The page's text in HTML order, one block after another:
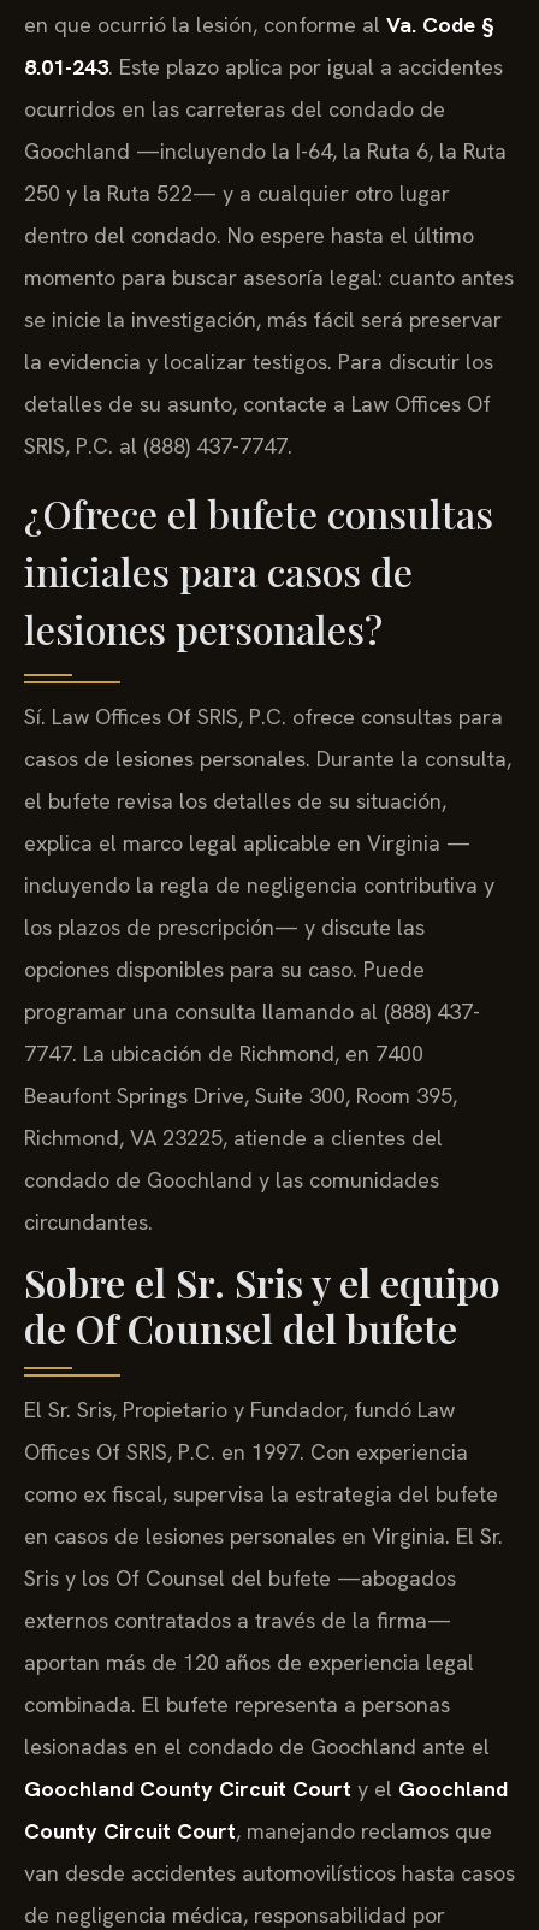
en que ocurrió la lesión, conforme al Va. Code §
8.01-243. Este plazo aplica por igual a accidentes
ocurridos en las carreteras del condado de
Goochland —incluyendo la I-64, la Ruta 6, la Ruta
250 y la Ruta 522— y a cualquier otro lugar
dentro del condado. No espere hasta el último
momento para buscar asesoría legal: cuanto antes
se inicie la investigación, más fácil será preservar
la evidencia y localizar testigos. Para discutir los
detalles de su asunto, contacte a Law Offices Of
SRIS, P.C. al (888) 437-7747.
¿Ofrece el bufete consultas
iniciales para casos de
lesiones personales?
Sí. Law Offices Of SRIS, P.C. ofrece consultas para
casos de lesiones personales. Durante la consulta,
el bufete revisa los detalles de su situación,
explica el marco legal aplicable en Virginia —
incluyendo la regla de negligencia contributiva y
los plazos de prescripción— y discute las
opciones disponibles para su caso. Puede
programar una consulta llamando al (888) 437-
7747. La ubicación de Richmond, en 7400
Beaufont Springs Drive, Suite 300, Room 395,
Richmond, VA 23225, atiende a clientes del
condado de Goochland y las comunidades
circundantes.
Sobre el Sr. Sris y el equipo
de Of Counsel del bufete
El Sr. Sris, Propietario y Fundador, fundó Law
Offices Of SRIS, P.C. en 1997. Con experiencia
como ex fiscal, supervisa la estrategia del bufete
en casos de lesiones personales en Virginia. El Sr.
Sris y los Of Counsel del bufete —abogados
externos contratados a través de la firma—
aportan más de 120 años de experiencia legal
combinada. El bufete representa a personas
lesionadas en el condado de Goochland ante el
Goochland County Circuit Court y el Goochland
County Circuit Court, manejando reclamos que
van desde accidentes automovilísticos hasta casos
de negligencia médica, responsabilidad por